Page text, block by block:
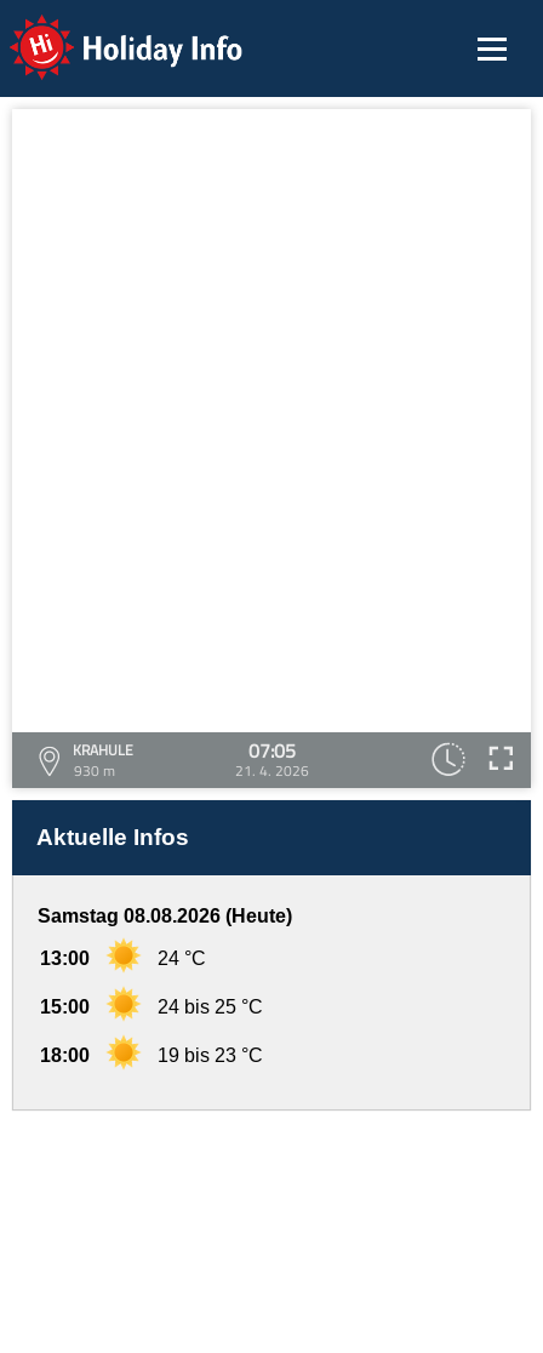
Holiday Info
KRAHULE
930 m
07:05
21. 4. 2026
Aktuelle Infos
Samstag 08.08.2026 (Heute)
13:00 24 °C
15:00 24 bis 25 °C
18:00 19 bis 23 °C